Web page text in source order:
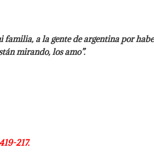
familia, a la gente de argentina por
mirando, los amo”.
217.